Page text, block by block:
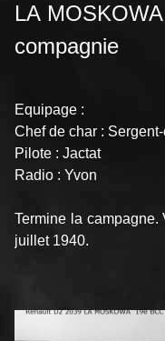
LA
compagnie
Equipage :
Chef de char :
Pilote : Jactat
Radio : Yvon
Termine la campagne.
juillet 1940.